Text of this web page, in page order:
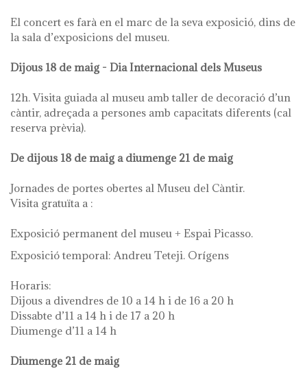
El concert es farà en el marc de la seva exposició, dins de
la sala d’exposicions del museu.
Dijous 18 de maig - Dia Internacional dels Museus
12h. Visita guiada al museu amb taller de decoració d’un
càntir, adreçada a persones amb capacitats diferents (cal
reserva prèvia).
De dijous 18 de maig a diumenge 21 de maig
Jornades de portes obertes al Museu del Càntir.
Visita gratuïta a :
Exposició permanent del museu + Espai Picasso.
Exposició temporal: Andreu Teteji. Orígens
Horaris:
Dijous a divendres de 10 a 14 h i de 16 a 20 h
Dissabte d’11 a 14 h i de 17 a 20 h
Diumenge d’11 a 14 h
Diumenge 21 de maig